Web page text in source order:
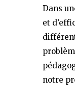
Dans
et
notre